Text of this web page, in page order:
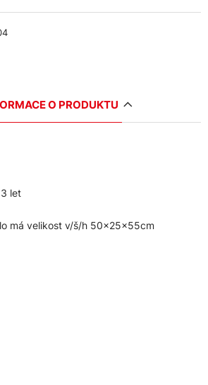
O PRODUKTU
let
má velikost v/š/h 50×25×55cm